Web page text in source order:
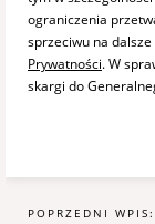
ograniczenia
sprzeciwu na
Prywatności. W
skargi do
POPRZEDNI WPIS: